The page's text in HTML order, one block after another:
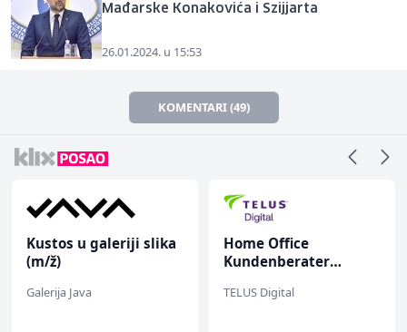
Mađarske Konakovića i Szijjarta
26.01.2024. u 15:53
KOMENTARI (49)
Kustos u galeriji slika
(m/ž)
Galerija Java
Home Office
Kundenberater
TELUS Digital